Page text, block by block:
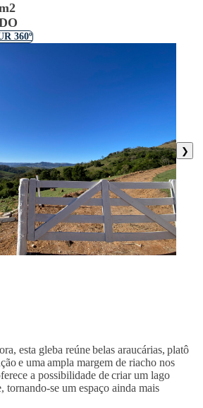
360º
❯
esta gleba reúnebelas araucárias, platô
e uma ampla margem de riacho nos
a possibilidade decriar um lago
, tornando-se um espaço ainda mais